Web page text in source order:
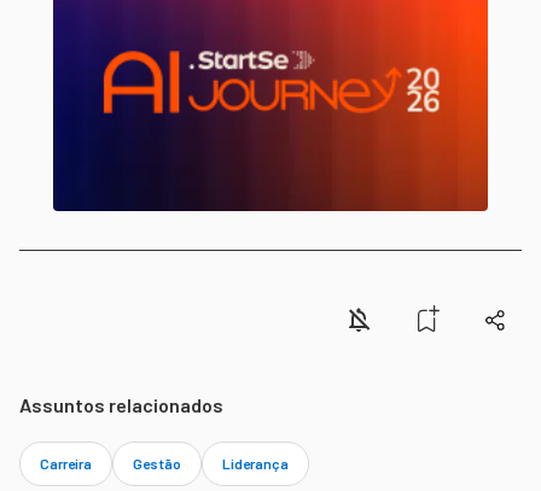
Assuntos relacionados
Carreira Gestão Liderança